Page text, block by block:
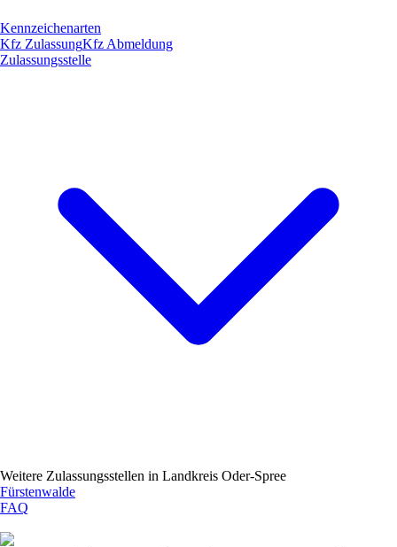
Kennzeichenarten
Kfz ZulassungKfz Abmeldung
Zulassungsstelle
Weitere Zulassungsstellen in Landkreis Oder-Spree
Fürstenwalde
FAQ